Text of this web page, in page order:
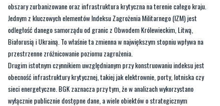
obszary zurbanizowane oraz infrastruktura krytyczna na terenie całego kraju.
Jednym z kluczowych elementów Indeksu Zagrożenia Militarnego (IZM) jest
odległość danego samorządu od granic z Obwodem Królewieckim, Litwą,
Białorusią i Ukrainą. To właśnie ta zmienna w największym stopniu wpływa na
przestrzenne zróżnicowanie poziomu zagrożenia.
Drugim istotnym czynnikiem uwzględnianym przy konstruowaniu indeksu jest
obecność infrastruktury krytycznej, takiej jak elektrownie, porty, lotniska czy
sieci energetyczne. BGK zaznacza przy tym, że w analizach wykorzystano
wyłącznie publicznie dostępne dane, a wiele obiektów o strategicznym